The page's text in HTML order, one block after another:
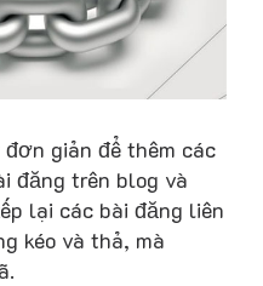
giản để thêm các
đăng trên blog và
lại các bài đăng liên
kéo và thả, mà